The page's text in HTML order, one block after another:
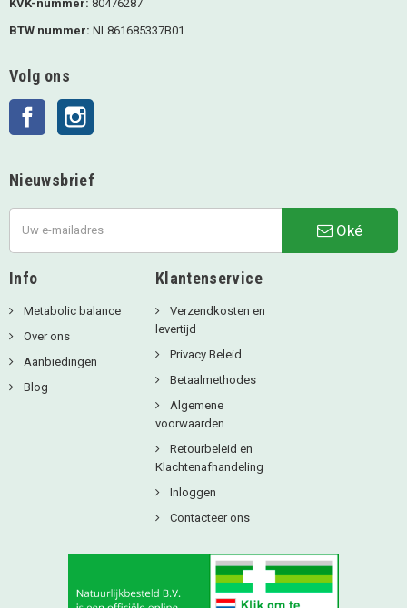
KVK-nummer: 80476287
BTW nummer: NL861685337B01
Volg ons
Facebook
Nieuwsbrief
Oké
Info
Metabolic balance
Over ons
Aanbiedingen
Blog
Klantenservice
Verzendkosten en
levertijd
Privacy Beleid
Betaalmethodes
Algemene
voorwaarden
Retourbeleid en
Klachtenafhandeling
Inloggen
Contacteer ons